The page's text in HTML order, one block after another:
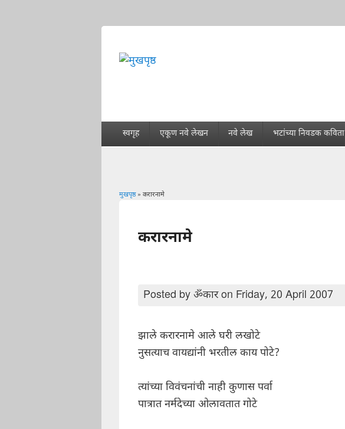
स्वगृह एकूण नवे लेखन नवे लेख भटांच्या निवडक कविता
मुखपृष्ठ» करारनामे
करारनामे
Posted by ॐकारon Friday, 20 April 2007
झाले करारनामे आले घरी लखोटे
नुसत्याच वायद्यांनी भरतील काय पोटे?
त्यांच्या विवंचनांची नाही कुणास पर्वा
पात्रात नर्मदेच्या ओलावतात गोटे